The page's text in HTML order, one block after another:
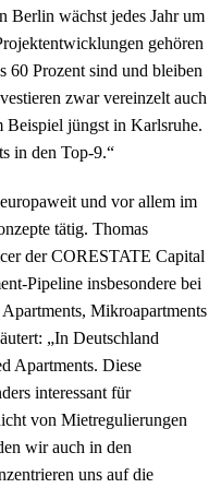
Berlin wächst jedes Jahr um
gehören
60 Prozent sind und bleiben
zwar vereinzelt auch
Beispiel jüngst in Karlsruhe.
in den Top-9.“
und vor allem im
tätig. Thomas
der CORESTATE Capital
Pipeline insbesondere bei
Mikroapartments
„In Deutschland
Apartments. Diese
interessant für
von Mietregulierungen
wir auch in den
uns auf die